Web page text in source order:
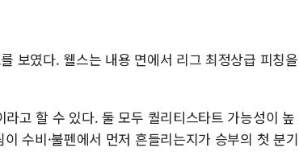
보였다. 웰스는 내용 면에서 리그 최정상급 피칭을
고 할 수 있다. 둘 모두 퀄리티스타트 가능성이 높
수비·불펜에서 먼저 흔들리는지가 승부의 첫 분기